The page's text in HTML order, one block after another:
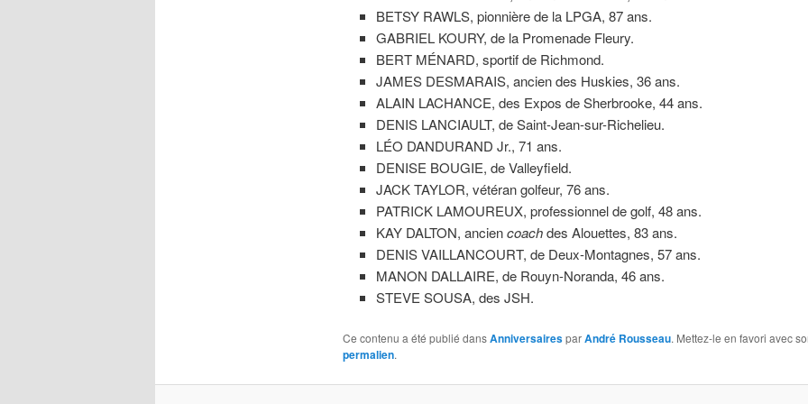
BETSY RAWLS, pionnière de la LPGA, 87 ans.
GABRIEL KOURY, de la Promenade Fleury.
BERT MÉNARD, sportif de Richmond.
JAMES DESMARAIS, ancien des Huskies, 36 ans.
ALAIN LACHANCE, des Expos de Sherbrooke, 44 ans.
DENIS LANCIAULT, de Saint-Jean-sur-Richelieu.
LÉO DANDURAND Jr., 71 ans.
DENISE BOUGIE, de Valleyfield.
JACK TAYLOR, vétéran golfeur, 76 ans.
PATRICK LAMOUREUX, professionnel de golf, 48 ans.
KAY DALTON, anciencoachdes Alouettes, 83 ans.
DENIS VAILLANCOURT, de Deux-Montagnes, 57 ans.
MANON DALLAIRE, de Rouyn-Noranda, 46 ans.
STEVE SOUSA, des JSH.
Ce contenu a été publié dansAnniversairesparAndré Rousseau. Mettez-le en favori avec
permalien.